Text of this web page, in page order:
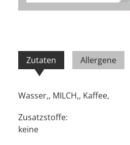
Zutaten Allergene
Wasser,, MILCH,, Kaffee,
Zusatzstoffe:
keine